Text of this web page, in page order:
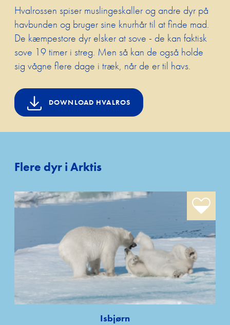
Hvalrossen spiser muslingeskaller og andre dyr på
havbunden og bruger sine knurhår til at finde mad.
De kæmpestore dyr elsker at sove - de kan faktisk
sove 19 timer i streg. Men så kan de også holde
sig vågne flere dage i træk, når de er til havs.
DOWNLOAD HVALROS
Flere dyr i Arktis
Isbjørn